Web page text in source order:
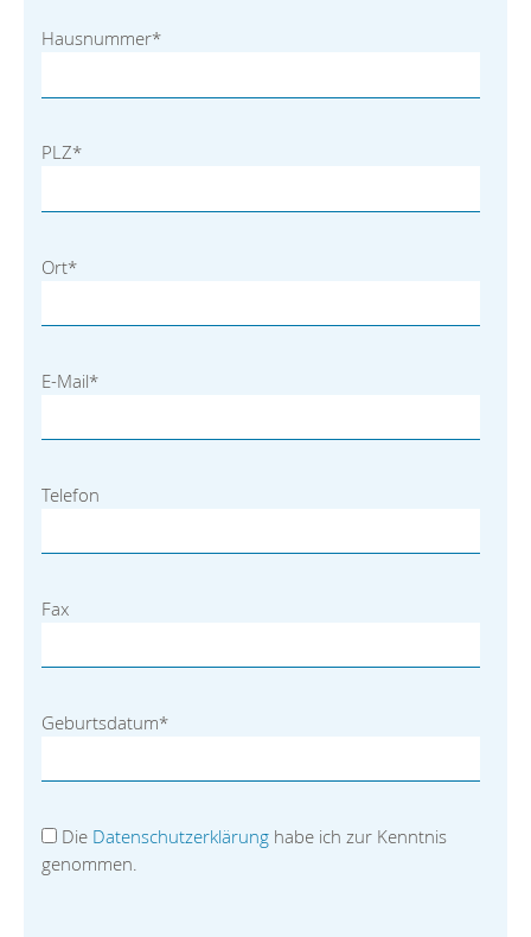
Hausnummer*
PLZ*
Ort*
E-Mail*
Telefon
Fax
Geburtsdatum*
Die Datenschutzerklärung habe ich zur Kenntnis
genommen.